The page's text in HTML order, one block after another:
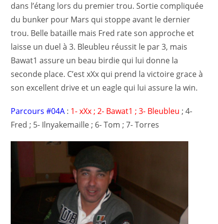
dans l’étang lors du premier trou. Sortie compliquée
du bunker pour Mars qui stoppe avant le dernier
trou. Belle bataille mais Fred rate son approche et
laisse un duel à 3. Bleubleu réussit le par 3, mais
Bawat1 assure un beau birdie qui lui donne la
seconde place. C’est xXx qui prend la victoire grace à
son excellent drive et un eagle qui lui assure la win.
Parcours #04A : 1- xXx ; 2- Bawat1 ; 3- Bleubleu ; 4-
Fred ; 5- Ilnyakemaille ; 6- Tom ; 7- Torres